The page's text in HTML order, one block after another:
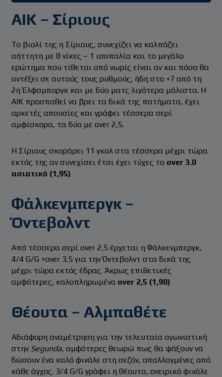
AIK – Σίριους
Το βιολί της η Σίριους, συνεχίζει να καλπάζει
αήττητη με 8 νίκες – 1 ισοπαλία και το μεγάλο
ερώτημα που τίθεται από νωρίς είναι αν και πόσο θα
αντέξει σε αυτούς τους ρυθμούς, ήδη στο +7 από τη
2η Έλφσμποργκ και με δύο ματς λιγότερα μάλιστα. Η
ΑΙΚ προσπαθεί να βρει τα δικά της πατήματα, έχει
αρκετές απουσίες και γράφει τέσσερα σερί
αμφίσκορα, τα δύο με over 2,5.
Η Σίριους σκοράρει 11 γκολ στα τέσσερα μέχρι τώρα
εκτός της αν συνεχίσει έτσι έχει τύχες το over 3.0
ασιατικό (1,95)
Φάλκενμπεργκ –
Όντεβολντ
Από τέσσερα σερί over 2,5 έρχεται η Φάλκενμπεργκ,
4/4 G/G +over 3,5 για την Όντεβολντ στα δικά της
μέχρι τώρα εκτός έδρας. Άκρως επιθετικές
αμφότερες, καλοπληρωμένο over 2,5 (1,90)
Θέουτα – Αλμπαθέτε
Αδιάφορη αναμέτρηση για την τελευταία αγωνιστική
στην Segunda, αμφότερες θεωρώ πως θα ψάξουν να
δώσουν ένα καλό φινάλε στη σεζόν, απαλλαγμένες από
κάθε άγχος. 3/4 G/G γράφει η Θέουτα, ονειρικό φινάλε